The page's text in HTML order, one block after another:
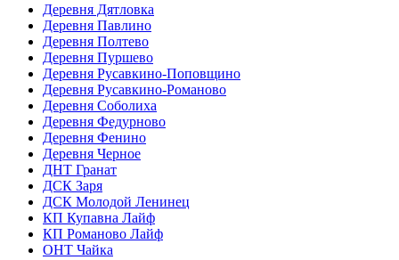
Деревня Дятловка
Деревня Павлино
Деревня Полтево
Деревня Пуршево
Деревня Русавкино-Поповщино
Деревня Русавкино-Романово
Деревня Соболиха
Деревня Федурново
Деревня Фенино
Деревня Черное
ДНТ Гранат
ДСК Заря
ДСК Молодой Ленинец
КП Купавна Лайф
КП Романово Лайф
ОНТ Чайка